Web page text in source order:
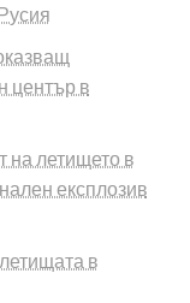
център в
на летището в
експлозив
в